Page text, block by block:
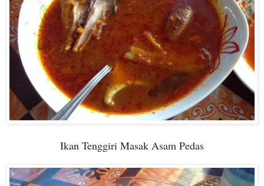
Ikan Tenggiri Masak Asam Pedas